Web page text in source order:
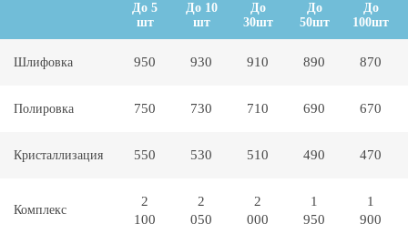
До 5
шт
До 10
шт
До
30шт
До
50шт
До
100шт
Шлифовка 950 930 910 890 870
Полировка 750 730 710 690 670
Кристаллизация 550 530 510 490 470
Комплекс
2
100
2
050
2
000
1
950
1
900